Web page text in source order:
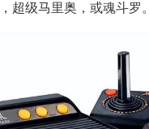
超级马里奥，或魂斗罗。